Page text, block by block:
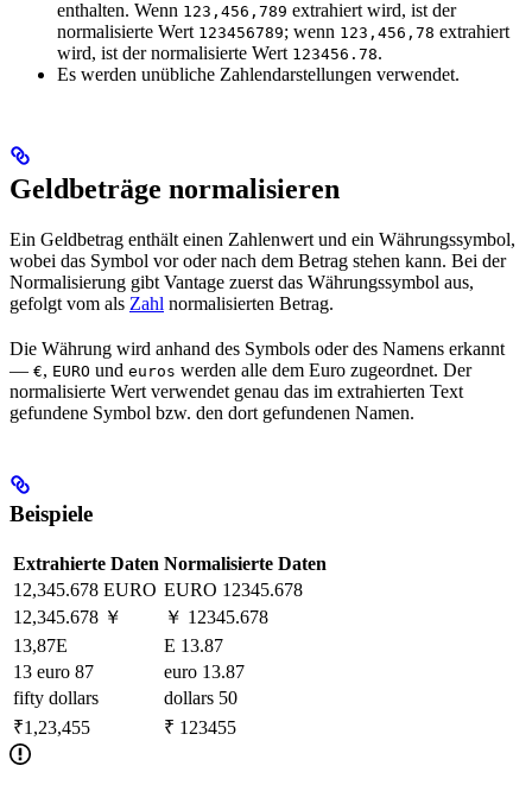
enthalten. Wenn 123,456,789 extrahiert wird, ist der
normalisierte Wert 123456789; wenn 123,456,78 extrahiert
wird, ist der normalisierte Wert 123456.78.
Es werden unübliche Zahlendarstellungen verwendet.
Geldbeträge normalisieren
Ein Geldbetrag enthält einen Zahlenwert und ein Währungssymbol,
wobei das Symbol vor oder nach dem Betrag stehen kann. Bei der
Normalisierung gibt Vantage zuerst das Währungssymbol aus,
gefolgt vom als Zahl normalisierten Betrag.
Die Währung wird anhand des Symbols oder des Namens erkannt
— €, EURO und euros werden alle dem Euro zugeordnet. Der
normalisierte Wert verwendet genau das im extrahierten Text
gefundene Symbol bzw. den dort gefundenen Namen.
Beispiele
Extrahierte Daten Normalisierte Daten
12,345.678 EURO EURO 12345.678
12,345.678 ￥
￥ 12345.678
13,87E
E 13.87
13 euro 87
euro 13.87
fifty dollars
dollars 50
₹1,23,455
₹ 123455